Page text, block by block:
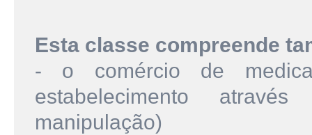
Esta classe compreende
- o comércio de
estabelecimento
manipulação)